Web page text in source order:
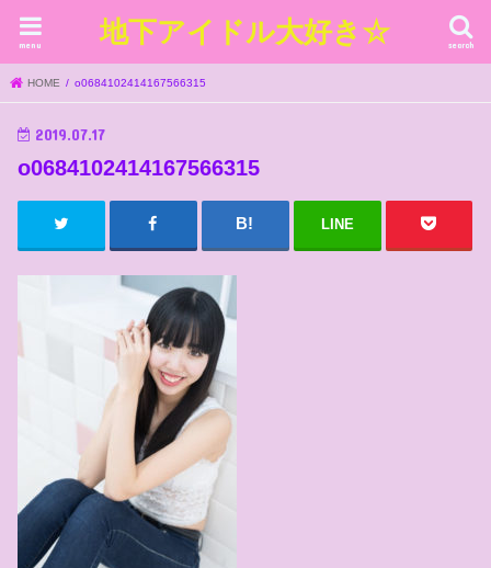
地下アイドル大好き☆ search
menu
HOME o0684102414167566315
2019.07.17
o0684102414167566315
LINE